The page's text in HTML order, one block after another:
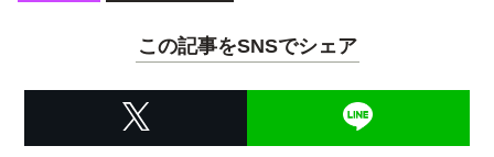
この記事をSNSでシェア